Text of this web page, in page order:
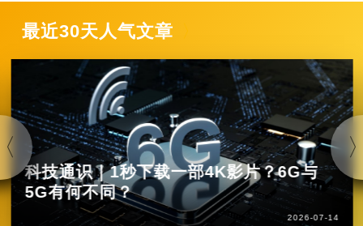
最近30天人气文章
科技通识｜1秒下载一部4K影片？6G与
5G有何不同？
2026-07-14